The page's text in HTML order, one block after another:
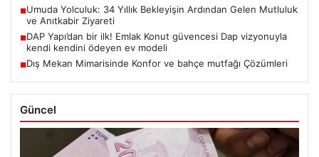
■Umuda Yolculuk: 34 Yıllık Bekleyişin Ardından Gelen Mutluluk
ve Anıtkabir Ziyareti
■DAP Yapı’dan bir ilk! Emlak Konut güvencesi Dap vizyonuyla
kendi kendini ödeyen ev modeli
■Dış Mekan Mimarisinde Konfor ve bahçe mutfağı Çözümleri
Güncel